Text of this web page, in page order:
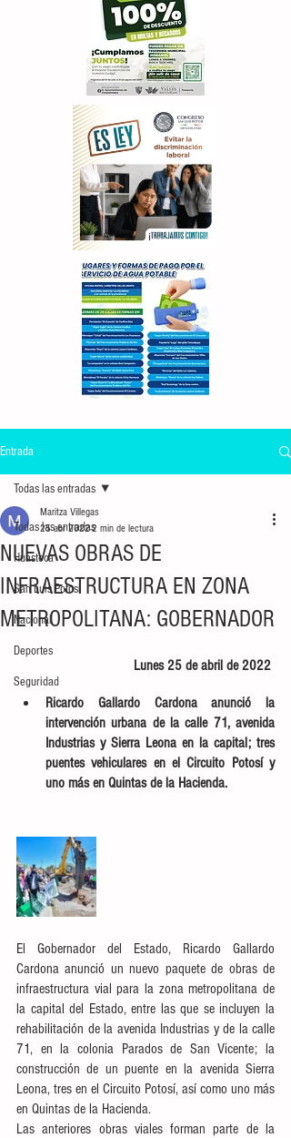
Entrada
Todas las entradas
Huasteca
San Luis Potosí
Nacional
Deportes
Seguridad
Todas las entradas
NUEVAS OBRAS DE
INFRAESTRUCTURA EN ZONA
METROPOLITANA: GOBERNADOR
Maritza Villegas
25 abr 20222 min de lectura
Lunes 25 de abril de 2022
Ricardo Gallardo Cardona anunció la
intervención urbana de la calle 71, avenida
Industrias y Sierra Leona en la capital; tres
puentes vehiculares en el Circuito Potosí y
uno más en Quintas de la Hacienda.
El Gobernador del Estado, Ricardo Gallardo
Cardona anunció un nuevo paquete de obras de
infraestructura vial para la zona metropolitana de
la capital del Estado, entre las que se incluyen la
rehabilitación de la avenida Industrias y de la calle
71, en la colonia Parados de San Vicente; la
construcción de un puente en la avenida Sierra
Leona, tres en el Circuito Potosí, así como uno más
en Quintas de la Hacienda.
Las anteriores obras viales forman parte de la